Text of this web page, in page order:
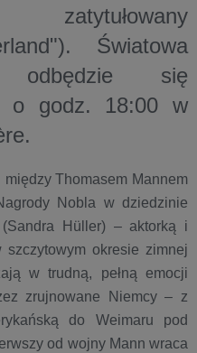
zatytułowany
Światowa
odbędzie się
o godz. 18:00w
Thomasem Mannem
Nobla w dziedzinie
Hüller) – aktorką i
okresie zimnej
w trudną, pełną emocji
zrujnowane Niemcy – z
do Weimaru pod
od wojny Mann wraca